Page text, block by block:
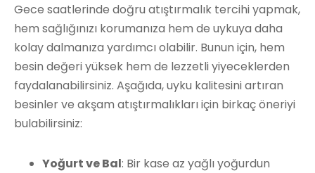
Gece saatlerinde doğru atıştırmalık tercihi yapmak,
hem sağlığınızı korumanıza hem de uykuya daha
kolay dalmanıza yardımcı olabilir. Bunun için, hem
besin değeri yüksek hem de lezzetli yiyeceklerden
faydalanabilirsiniz. Aşağıda, uyku kalitesini artıran
besinler ve akşam atıştırmalıkları için birkaç öneriyi
bulabilirsiniz:
Yoğurt ve Bal: Bir kase az yağlı yoğurdun